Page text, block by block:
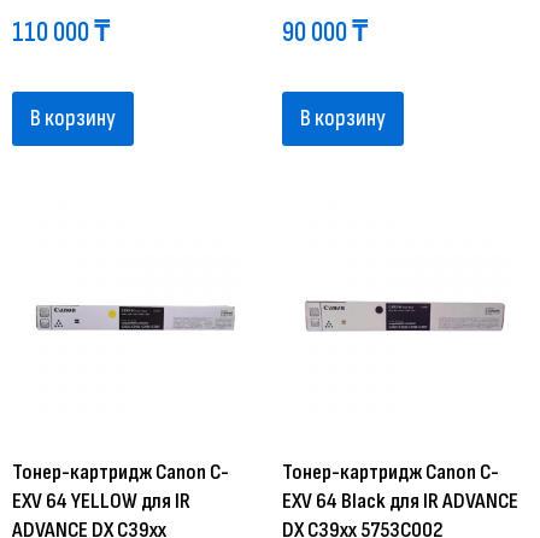
110 000₸
В корзину
90 000₸
В корзину
Тонер-картридж Canon C-
EXV 64 YELLOW для IR
ADVANCE DX C39xx
Тонер-картридж Canon C-
EXV 64 Black для IR ADVANCE
DX C39xx 5753C002